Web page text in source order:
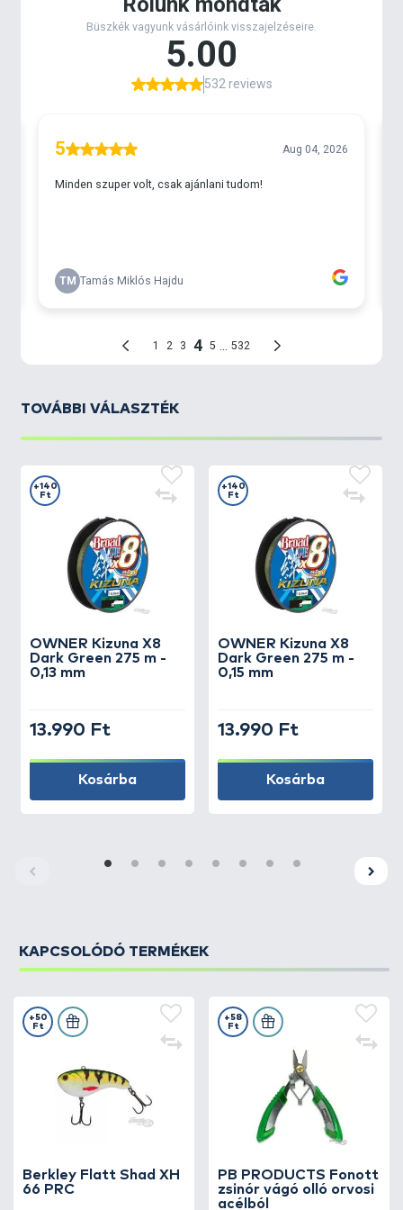
TOVÁBBI VÁLASZTÉK
OWNER Kizuna X8
Dark Green 275 m -
0,13 mm
+140
Ft
13.990 Ft
Kosárba
OWNER Kizuna X8
Dark Green 275 m -
0,15 mm
+140
Ft
13.990 Ft
Kosárba
KAPCSOLÓDÓ TERMÉKEK
Berkley Flatt Shad XH
66 PRC
+50
Ft
PB PRODUCTS Fonott
zsinór vágó olló orvosi
acélból
+58
Ft